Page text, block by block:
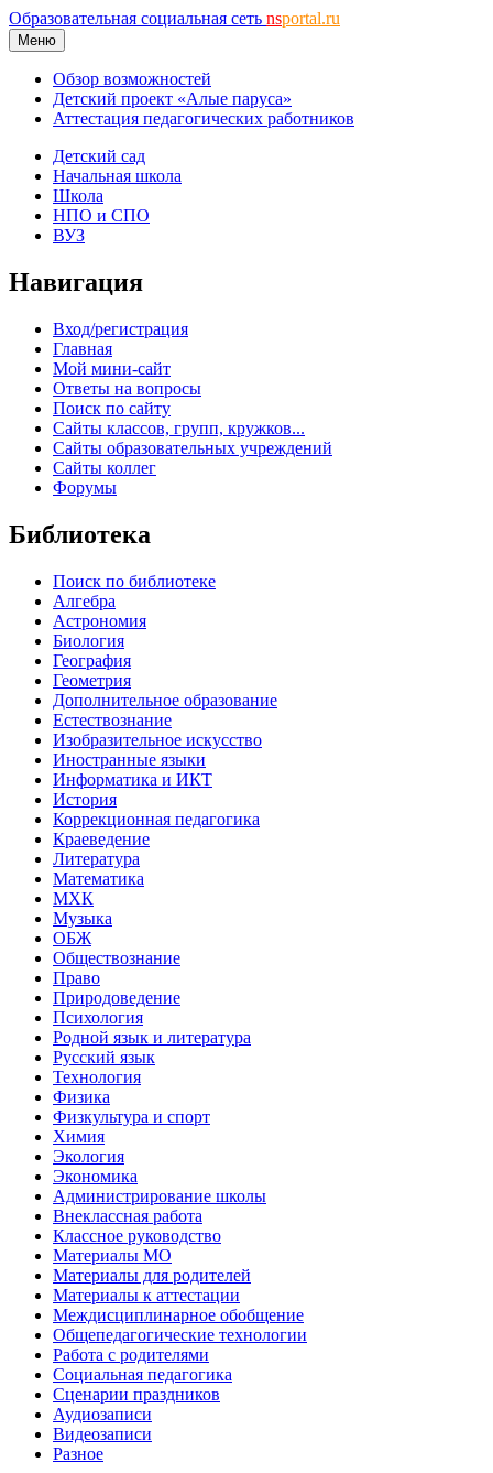
Образовательная социальная сеть nsportal.ru
Меню
Обзор возможностей
Детский проект «Алые паруса»
Аттестация педагогических работников
Детский сад
Начальная школа
Школа
НПО и СПО
ВУЗ
Навигация
Вход/регистрация
Главная
Мой мини-сайт
Ответы на вопросы
Поиск по сайту
Сайты классов, групп, кружков...
Сайты образовательных учреждений
Сайты коллег
Форумы
Библиотека
Поиск по библиотеке
Алгебра
Астрономия
Биология
География
Геометрия
Дополнительное образование
Естествознание
Изобразительное искусство
Иностранные языки
Информатика и ИКТ
История
Коррекционная педагогика
Краеведение
Литература
Математика
МХК
Музыка
ОБЖ
Обществознание
Право
Природоведение
Психология
Родной язык и литература
Русский язык
Технология
Физика
Физкультура и спорт
Химия
Экология
Экономика
Администрирование школы
Внеклассная работа
Классное руководство
Материалы МО
Материалы для родителей
Материалы к аттестации
Междисциплинарное обобщение
Общепедагогические технологии
Работа с родителями
Социальная педагогика
Сценарии праздников
Аудиозаписи
Видеозаписи
Разное